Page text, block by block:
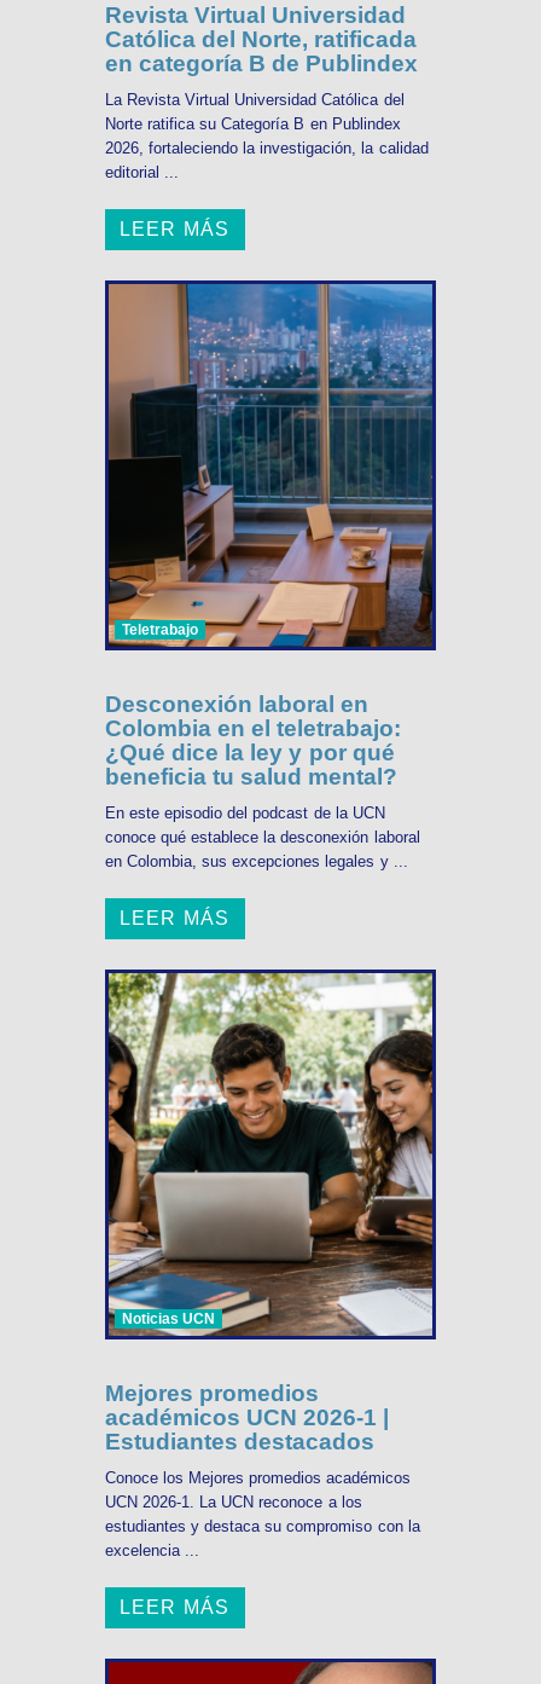
Revista Virtual Universidad
Católica del Norte, ratificada
en categoría B de Publindex
La Revista Virtual Universidad Católica del
Norte ratifica su Categoría B en Publindex
2026, fortaleciendo la investigación, la calidad
editorial ...
LEER MÁS
Teletrabajo
Desconexión laboral en
Colombia en el teletrabajo:
¿Qué dice la ley y por qué
beneficia tu salud mental?
En este episodio del podcast de la UCN
conoce qué establece la desconexión laboral
en Colombia, sus excepciones legales y ...
LEER MÁS
Noticias UCN
Mejores promedios
académicos UCN 2026-1 |
Estudiantes destacados
Conoce los Mejores promedios académicos
UCN 2026-1. La UCN reconoce a los
estudiantes y destaca su compromiso con la
excelencia ...
LEER MÁS